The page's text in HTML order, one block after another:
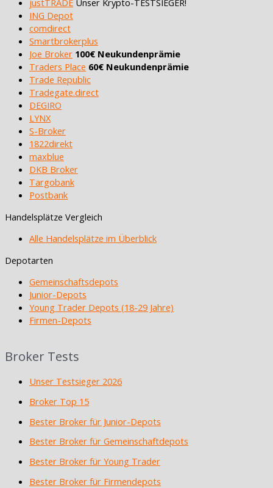
ING Depot
comdirect
Smartbrokerplus
Joe Broker 100€ Neukundenprämie
Traders Place 60€ Neukundenprämie
Trade Republic
Tradegate.direct
DEGIRO
LYNX
S-Broker
1822direkt
maxblue
DKB Broker
Targobank
Postbank
Handelsplätze Vergleich
Alle Handelsplätze im Überblick
Depotarten
Gemeinschaftsdepots
Junior-Depots
Young Trader Depots (18-29 Jahre)
Firmen-Depots
Broker Tests
Unser Testsieger 2026
Broker Top 15
Bester Broker für Junior-Depots
Bester Broker für Gemeinschaftdepots
Bester Broker für Young Trader
Bester Broker für Firmendepots